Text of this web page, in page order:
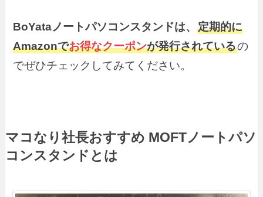
BoYataノートパソコンスタンドは、定期的に
Amazonでお得なクーポンが発行されているの
でぜひチェックしてみてください。
マコなり社長おすすめ MOFTノートパソ
コンスタンドとは